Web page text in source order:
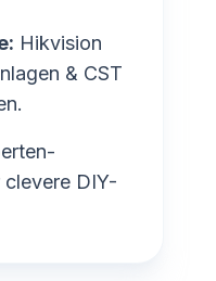
Hikvision
& CST
DIY-